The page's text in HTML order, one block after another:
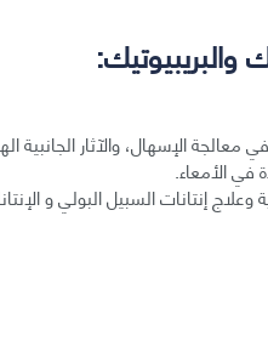
والبريبيوتيك:
الإسهال، والآثار الجانبية
في الأمعاء.
إنتانات السبيل البولي و